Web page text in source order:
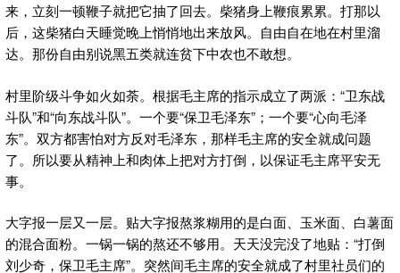
来，立刻一顿鞭子就把它抽了回去。柴猪身上鞭痕累累。打那以
后，这柴猪白天睡觉晚上悄悄地出来放风。自由自在地在村里溜
达。那份自由别说黑五类就连贫下中农也不敢想。
村里阶级斗争如火如荼。根据毛主席的指示成立了两派：“卫东战
斗队”和“向东战斗队”。一个要“保卫毛泽东”；一个要“心向毛泽
东”。双方都害怕对方反对毛泽东，那样毛主席的安全就成问题
了。所以要从精神上和肉体上把对方打倒，以保证毛主席平安无
事。
大字报一层又一层。贴大字报熬浆糊用的是白面、玉米面、白薯面
的混合面粉。一锅一锅的熬还不够用。天天没完没了地贴：“打倒
刘少奇，保卫毛主席”。突然间毛主席的安全就成了村里社员们的